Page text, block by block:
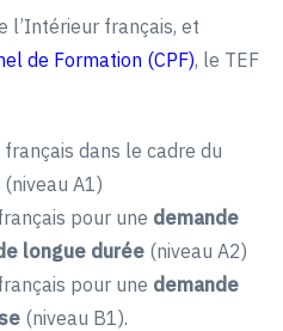
l’Intérieur français, et
de Formation (CPF), le TEF
dans le cadre du
(niveau A1)
pour une demande
longue durée (niveau A2)
pour une demande
(niveau B1).